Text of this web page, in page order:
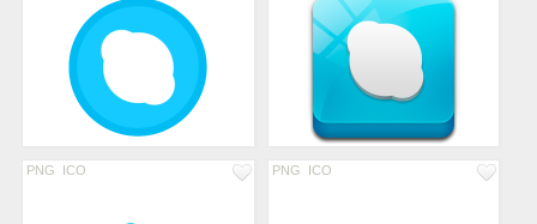
PNG ICO PNG ICO